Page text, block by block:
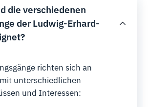
die verschiedenen
der Ludwig-Erhard-
richten sich an
unterschiedlichen
und Interessen: